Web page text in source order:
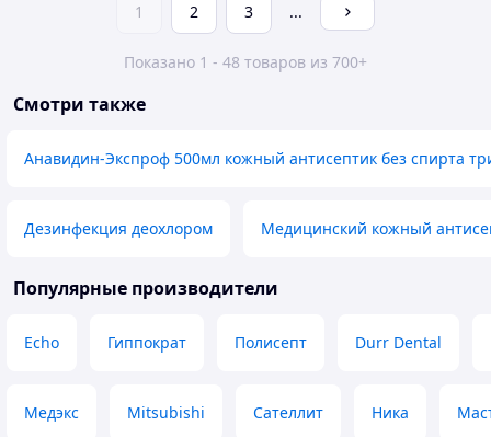
1 2 3 ...
Показано 1 - 48 товаров из 700+
Смотри также
Анавидин-Экспроф 500мл кожный антисептик без спирта
Дезинфекция деохлором Медицинский кожный
Популярные производители
Echo Гиппократ Полисепт Durr Dental
Медэкс Mitsubishi Сателлит Ника